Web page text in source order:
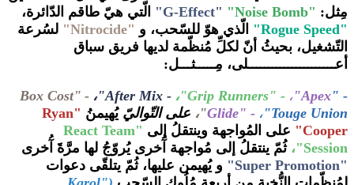
مِثل: "
G-Effect" "Noise Bomb
" الّتي هيّ طاقم الدّائرة،
"Rogue Speed"
الّذي هوّ للسّحب، و "
Nitrocide
" لسُرعة
التّشغيل، بحيثُ أنّ لكلِّ مُنظّمة لديها فريق سباق
أعــــــــــــــــــــــلى، مِـــــثـــل:
- "
Box Cost" - ،"After Mix - ،"Grip Runners" - ،"Apex
Glide" - ،"Touge Union "، على التّواليّيُهيمنُ
"Ryan
Cooper"
على المُواجهة وينتقلُ إلى "
React Team
Session"، ثُمّ ينتقلُ إلى مُواجهة آُخرى يُروّجُ لها مرَّةََ آُخرى
"
Super Promotion
" و يُهيمن عليها، ثُمّ يتلقّى دعوات